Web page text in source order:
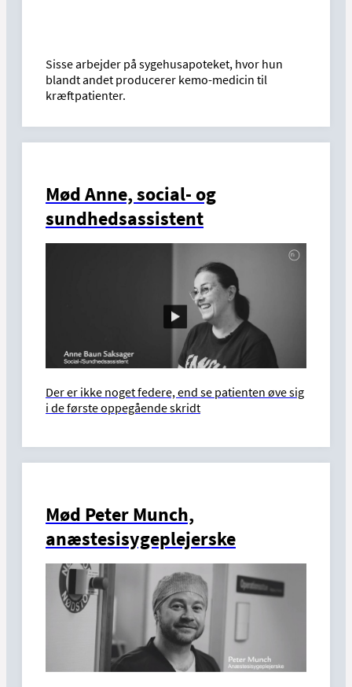
Sisse arbejder på sygehusapoteket, hvor hun
blandt andet producerer kemo-medicin til
kræftpatienter.
Mød Anne, social- og
sundhedsassistent
Der er ikke noget federe, end se patienten øve sig
i de første oppegående skridt
Mød Peter Munch,
anæstesisygeplejerske